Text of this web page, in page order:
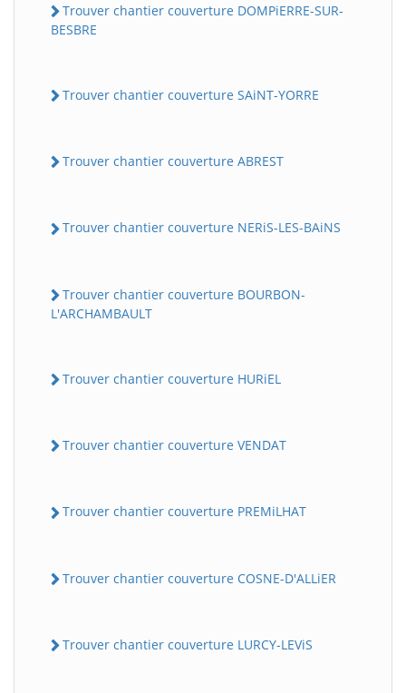
Trouver chantier couverture DOMPiERRE-SUR-
BESBRE
Trouver chantier couverture SAiNT-YORRE
Trouver chantier couverture ABREST
Trouver chantier couverture NERiS-LES-BAiNS
Trouver chantier couverture BOURBON-
L'ARCHAMBAULT
Trouver chantier couverture HURiEL
Trouver chantier couverture VENDAT
Trouver chantier couverture PREMiLHAT
Trouver chantier couverture COSNE-D'ALLiER
Trouver chantier couverture LURCY-LEViS